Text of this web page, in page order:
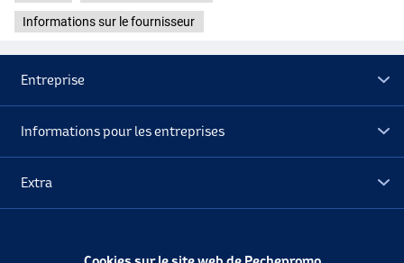
Informations sur le fournisseur
Entreprise
Informations pour les entreprises
Extra